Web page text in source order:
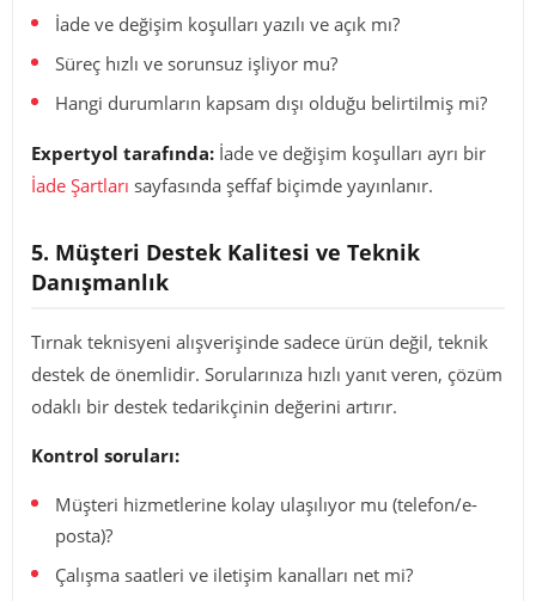
İade ve değişim koşulları yazılı ve açık mı?
Süreç hızlı ve sorunsuz işliyor mu?
Hangi durumların kapsam dışı olduğu belirtilmiş mi?
Expertyol tarafında: İade ve değişim koşulları ayrı bir
İade Şartları sayfasında şeffaf biçimde yayınlanır.
5. Müşteri Destek Kalitesi ve Teknik
Danışmanlık
Tırnak teknisyeni alışverişinde sadece ürün değil, teknik
destek de önemlidir. Sorularınıza hızlı yanıt veren, çözüm
odaklı bir destek tedarikçinin değerini artırır.
Kontrol soruları:
Müşteri hizmetlerine kolay ulaşılıyor mu (telefon/e-
posta)?
Çalışma saatleri ve iletişim kanalları net mi?